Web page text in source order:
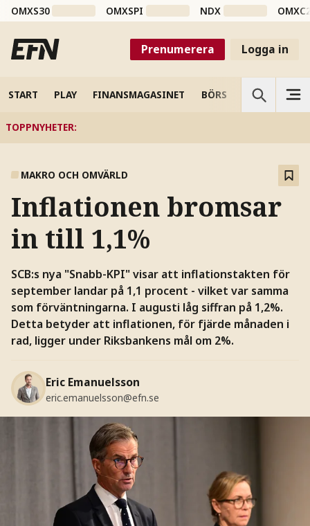
OMXS30 OMXSPI NDX
Prenumerera Logga in
START PLAY FINANSMAGASINET BÖRS VETENSKAP
TOPPNYHETER:
MAKRO OCH OMVÄRLD
Inflationen bromsar
in till 1,1%
SCB:s nya "Snabb-KPI" visar att inflationstakten för
september landar på 1,1 procent - vilket var samma
som förväntningarna. I augusti låg siffran på 1,2%.
Detta betyder att inflationen, för fjärde månaden i
rad, ligger under Riksbankens mål om 2%.
Eric Emanuelsson
eric.emanuelsson@efn.se